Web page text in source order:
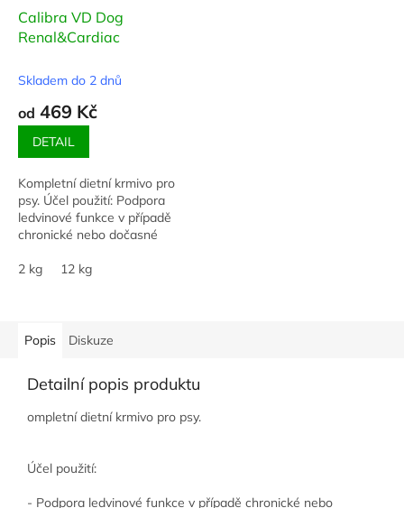
Calibra VD Dog
Renal&Cardiac
Skladem do 2 dnů
od 469 Kč
DETAIL
Kompletní dietní krmivo pro
psy. Účel použití: Podpora
ledvinové funkce v případě
chronické nebo dočasné
Podpora srdeční funkce v
2 kg 12 kg
Popis Diskuze
Detailní popis produktu
ompletní dietní krmivo pro psy.
Účel použití:
- Podpora ledvinové funkce v případě chronické nebo